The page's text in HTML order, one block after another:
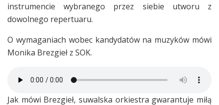
instrumencie wybranego przez siebie utworu z
dowolnego repertuaru.
O wymaganiach wobec kandydatów na muzyków mówi
Monika Brezgieł z SOK.
Jak mówi Brezgieł, suwalska orkiestra gwarantuje miłą